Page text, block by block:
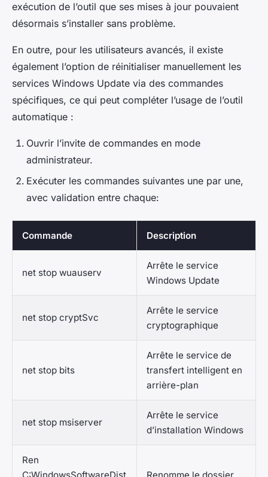
exécution de l’outil que ses mises à jour pouvaient
désormais s’installer sans problème.
En outre, pour les utilisateurs avancés, il existe
également l’option de réinitialiser manuellement les
services Windows Update via des commandes
spécifiques, ce qui peut compléter l’usage de l’outil
automatique :
Ouvrir l’invite de commandes en mode
administrateur.
Exécuter les commandes suivantes une par une,
avec validation entre chaque:
Commande Description
net stop wuauserv
Arrête le service
Windows Update
net stop cryptSvc
Arrête le service
cryptographique
net stop bits
Arrête le service de
transfert intelligent en
arrière-plan
net stop msiserver
Arrête le service
d’installation Windows
Ren